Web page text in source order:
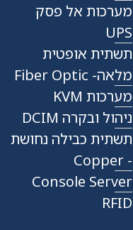
מערכות אל פסק
UPS
תשתית אופטית
מלאה- Fiber Optic
מערכות KVM
ניהול ובקרה DCIM
תשתית כבילה נחושת
- Copper
Console Server
RFID